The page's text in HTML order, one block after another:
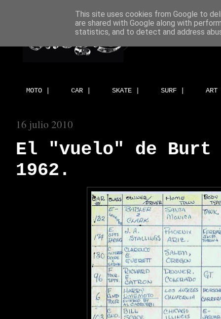
MOTO | CAR | SKATE | SURF |
16 julio 2010
El "vuelo" de Burt
1962.
This site uses cookies from Google to
are shared with Google along with
statistics, and to detect and address